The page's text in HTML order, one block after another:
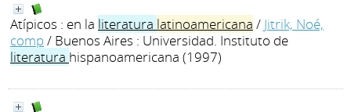
Atípicos : en la literatura latinoamericana / Jitrik, Noé,
comp / Buenos Aires : Universidad. Instituto de
literatura hispanoamericana (1997)